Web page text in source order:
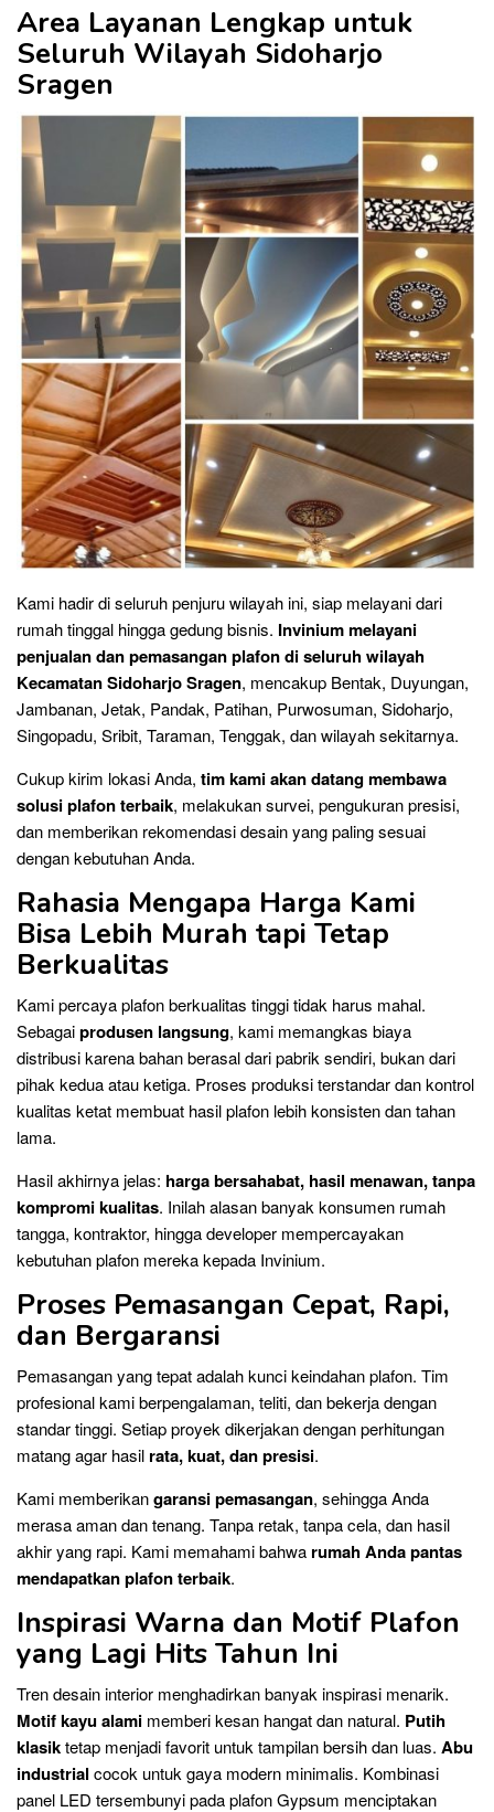
Area Layanan Lengkap untuk
Seluruh Wilayah Sidoharjo
Sragen
Kami hadir di seluruh penjuru wilayah ini, siap melayani dari
rumah tinggal hingga gedung bisnis. Invinium melayani
penjualan dan pemasangan plafon di seluruh wilayah
Kecamatan Sidoharjo Sragen, mencakup Bentak, Duyungan,
Jambanan, Jetak, Pandak, Patihan, Purwosuman, Sidoharjo,
Singopadu, Sribit, Taraman, Tenggak, dan wilayah sekitarnya.
Cukup kirim lokasi Anda, tim kami akan datang membawa
solusi plafon terbaik, melakukan survei, pengukuran presisi,
dan memberikan rekomendasi desain yang paling sesuai
dengan kebutuhan Anda.
Rahasia Mengapa Harga Kami
Bisa Lebih Murah tapi Tetap
Berkualitas
Kami percaya plafon berkualitas tinggi tidak harus mahal.
Sebagaiprodusen langsung, kami memangkas biaya
distribusi karena bahan berasal dari pabrik sendiri, bukan dari
pihak kedua atau ketiga. Proses produksi terstandar dan kontrol
kualitas ketat membuat hasil plafon lebih konsisten dan tahan
lama.
Hasil akhirnya jelas: harga bersahabat, hasil menawan, tanpa
kompromi kualitas. Inilah alasan banyak konsumen rumah
tangga, kontraktor, hingga developer mempercayakan
kebutuhan plafon mereka kepada Invinium.
Proses Pemasangan Cepat, Rapi,
dan Bergaransi
Pemasangan yang tepat adalah kunci keindahan plafon. Tim
profesional kami berpengalaman, teliti, dan bekerja dengan
standar tinggi. Setiap proyek dikerjakan dengan perhitungan
matang agar hasil rata, kuat, dan presisi.
Kami memberikangaransi pemasangan, sehingga Anda
merasa aman dan tenang. Tanpa retak, tanpa cela, dan hasil
akhir yang rapi. Kami memahami bahwa rumah Anda pantas
mendapatkan plafon terbaik.
Inspirasi Warna dan Motif Plafon
yang Lagi Hits Tahun Ini
Tren desain interior menghadirkan banyak inspirasi menarik.
Motif kayu alami memberi kesan hangat dan natural. Putih
klasiktetap menjadi favorit untuk tampilan bersih dan luas. Abu
industrial cocok untuk gaya modern minimalis. Kombinasi
panel LED tersembunyi pada plafon Gypsum menciptakan